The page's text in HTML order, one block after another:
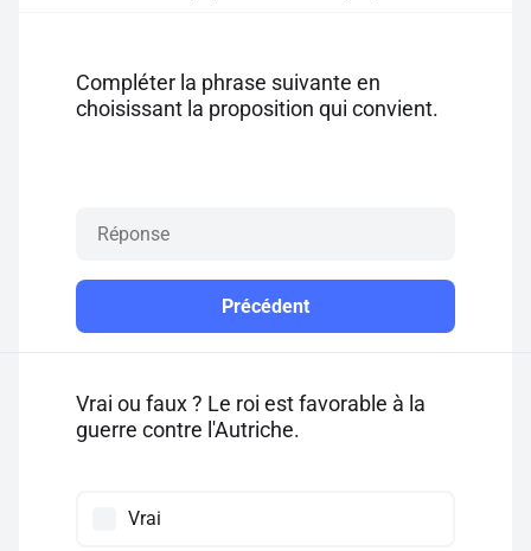
Pour profiter de 10 contenus offerts.
Compléter la phrase suivante en
choisissant la proposition qui convient.
Précédent
Vrai ou faux ? Le roi est favorable à la
guerre contre l'Autriche.
Vrai